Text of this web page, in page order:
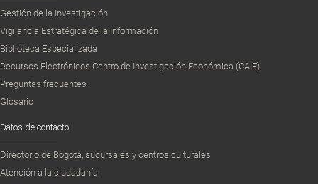
Gestión de la Investigación
Vigilancia Estratégica de la Información
Biblioteca Especializada
Recursos Electrónicos Centro de Investigación Económica (CAIE)
Preguntas frecuentes
Glosario
Datos de contacto
Directorio de Bogotá, sucursales y centros culturales
Atención a la ciudadanía